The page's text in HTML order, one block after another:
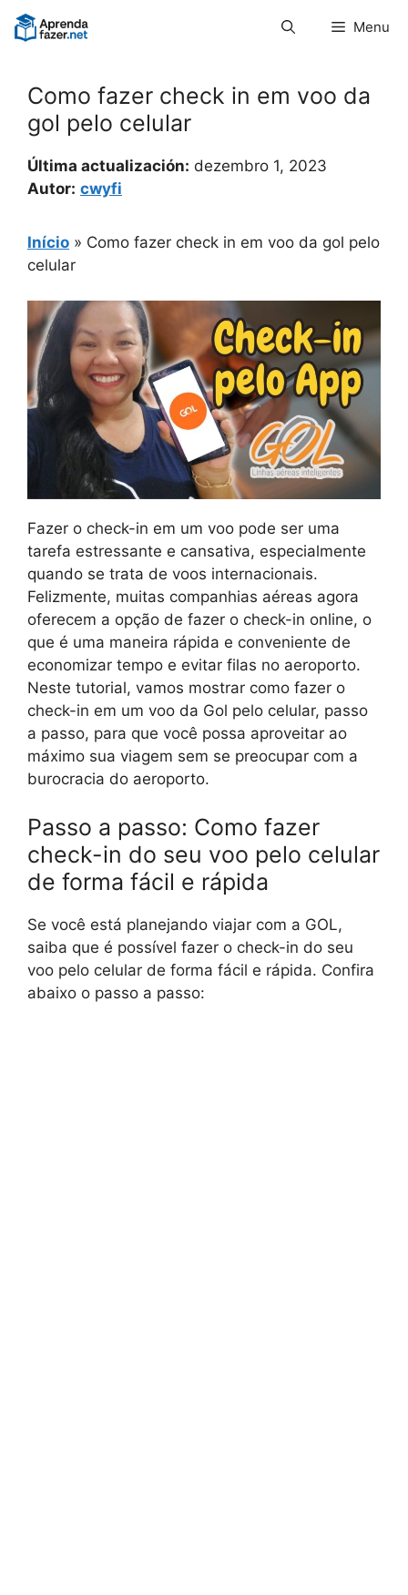
Pular
para
Menu
Como fazer check in em voo da
gol pelo celular
Última actualización: dezembro 1, 2023
Autor: cwyfi
Início » Como fazer check in em voo da gol pelo
celular
Fazer o check-in em um voo pode ser uma
tarefa estressante e cansativa, especialmente
quando se trata de voos internacionais.
Felizmente, muitas companhias aéreas agora
oferecem a opção de fazer o check-in online, o
que é uma maneira rápida e conveniente de
economizar tempo e evitar filas no aeroporto.
Neste tutorial, vamos mostrar como fazer o
check-in em um voo da Gol pelo celular, passo
a passo, para que você possa aproveitar ao
máximo sua viagem sem se preocupar com a
burocracia do aeroporto.
Passo a passo: Como fazer
check-in do seu voo pelo celular
de forma fácil e rápida
Se você está planejando viajar com a GOL,
saiba que é possível fazer o check-in do seu
voo pelo celular de forma fácil e rápida. Confira
abaixo o passo a passo: